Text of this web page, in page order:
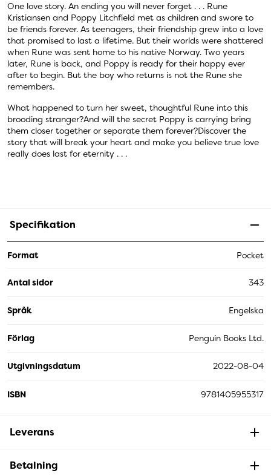
One love story. An ending you will never forget . . . Rune
Kristiansen and Poppy Litchfield met as children and swore to
be friends forever. As teenagers, their friendship grew into a love
that promised to last a lifetime. But their worlds were shattered
when Rune was sent home to his native Norway. Two years
later, Rune is back, and Poppy is ready for their happy ever
after to begin. But the boy who returns is not the Rune she
remembers.
What happened to turn her sweet, thoughtful Rune into this
brooding stranger?And will the secret Poppy is carrying bring
them closer together or separate them forever?Discover the
story that will break your heart and make you believe true love
really does last for eternity . . .
Specifikation
Format Pocket
Antal sidor 343
Språk Engelska
Förlag Penguin Books Ltd.
Utgivningsdatum 2022-08-04
ISBN 9781405955317
Leverans
Betalning